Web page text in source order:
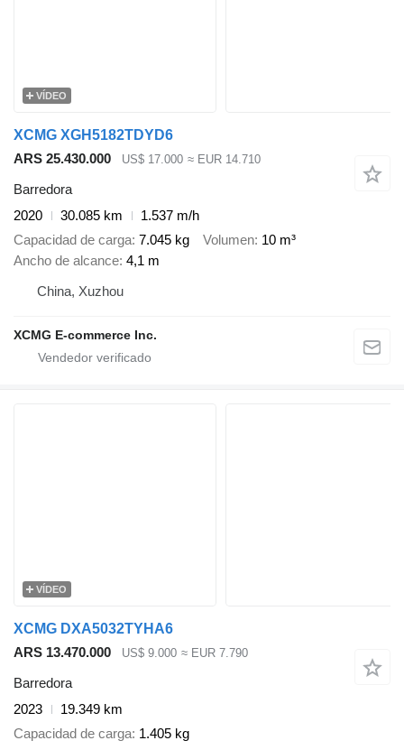
VÍDEO
XCMG XGH5182TDYD6
ARS 25.430.000
US$ 17.000 ≈ EUR 14.710
Barredora
2020
30.085 km
1.537 m/h
Capacidad de carga 7.045 kg Volumen 10 m³
Ancho de alcance 4,1 m
China, Xuzhou
XCMG E-commerce Inc.
VÍDEO
XCMG DXA5032TYHA6
ARS 13.470.000
US$ 9.000 ≈ EUR 7.790
Barredora
2023
19.349 km
Capacidad de carga 1.405 kg